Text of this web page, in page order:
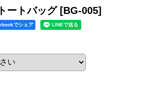
ートバッグ [BG-005]
でシェア